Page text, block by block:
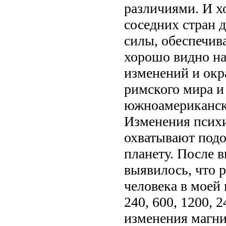
различиями. И
соседних стран
силы,
хорошо видно
изменений и
римского мира
Изменения
охватывают
планету. После
выявилось, что
человека в
240, 600, 1200,
изменения